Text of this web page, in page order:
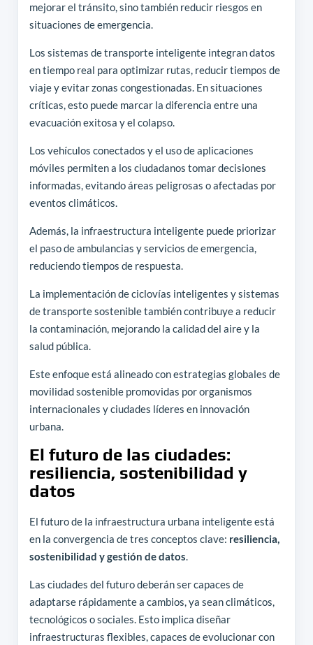
mejorar el tránsito, sino también reducir riesgos en
situaciones de emergencia.
Los sistemas de transporte inteligente integran datos
en tiempo real para optimizar rutas, reducir tiempos de
viaje y evitar zonas congestionadas. En situaciones
críticas, esto puede marcar la diferencia entre una
evacuación exitosa y el colapso.
Los vehículos conectados y el uso de aplicaciones
móviles permiten a los ciudadanos tomar decisiones
informadas, evitando áreas peligrosas o afectadas por
eventos climáticos.
Además, la infraestructura inteligente puede priorizar
el paso de ambulancias y servicios de emergencia,
reduciendo tiempos de respuesta.
La implementación de ciclovías inteligentes y sistemas
de transporte sostenible también contribuye a reducir
la contaminación, mejorando la calidad del aire y la
salud pública.
Este enfoque está alineado con estrategias globales de
movilidad sostenible promovidas por organismos
internacionales y ciudades líderes en innovación
urbana.
El futuro de las ciudades:
resiliencia, sostenibilidad y
datos
El futuro de la infraestructura urbana inteligente está
en la convergencia de tres conceptos clave: resiliencia,
sostenibilidad y gestión de datos.
Las ciudades del futuro deberán ser capaces de
adaptarse rápidamente a cambios, ya sean climáticos,
tecnológicos o sociales. Esto implica diseñar
infraestructuras flexibles, capaces de evolucionar con